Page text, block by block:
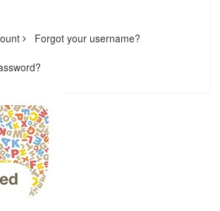
Forgot your username?